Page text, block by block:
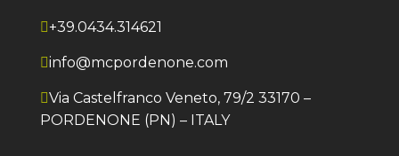
+39.0434.314621
info@mcpordenone.com
Via Castelfranco Veneto, 79/2 33170 –
PORDENONE (PN) – ITALY